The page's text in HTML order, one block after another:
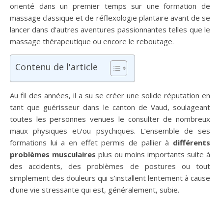
orienté dans un premier temps sur une formation de
massage classique et de réflexologie plantaire avant de se
lancer dans d’autres aventures passionnantes telles que le
massage thérapeutique ou encore le reboutage.
Contenu de l'article
Au fil des années, il a su se créer une solide réputation en
tant que guérisseur dans le canton de Vaud, soulageant
toutes les personnes venues le consulter de nombreux
maux physiques et/ou psychiques. L’ensemble de ses
formations lui a en effet permis de pallier à différents
problèmes musculaires plus ou moins importants suite à
des accidents, des problèmes de postures ou tout
simplement des douleurs qui s’installent lentement à cause
d’une vie stressante qui est, généralement, subie.